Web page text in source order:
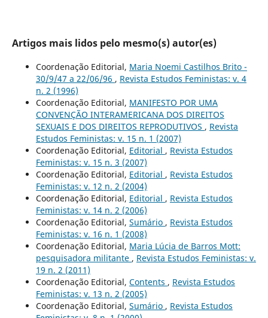
Artigos mais lidos pelo mesmo(s) autor(es)
Coordenação Editorial, Maria Noemi Castilhos Brito -
30/9/47 a 22/06/96 , Revista Estudos Feministas: v. 4
n. 2 (1996)
Coordenação Editorial, MANIFESTO POR UMA
CONVENÇÃO INTERAMERICANA DOS DIREITOS
SEXUAIS E DOS DIREITOS REPRODUTIVOS , Revista
Estudos Feministas: v. 15 n. 1 (2007)
Coordenação Editorial, Editorial , Revista Estudos
Feministas: v. 15 n. 3 (2007)
Coordenação Editorial, Editorial , Revista Estudos
Feministas: v. 12 n. 2 (2004)
Coordenação Editorial, Editorial , Revista Estudos
Feministas: v. 14 n. 2 (2006)
Coordenação Editorial, Sumário , Revista Estudos
Feministas: v. 16 n. 1 (2008)
Coordenação Editorial, Maria Lúcia de Barros Mott:
pesquisadora militante , Revista Estudos Feministas: v.
19 n. 2 (2011)
Coordenação Editorial, Contents , Revista Estudos
Feministas: v. 13 n. 2 (2005)
Coordenação Editorial, Sumário , Revista Estudos